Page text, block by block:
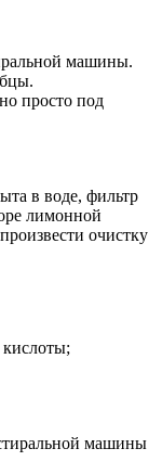
машины.
просто под
в воде, фильтр
лимонной
очистку
машины